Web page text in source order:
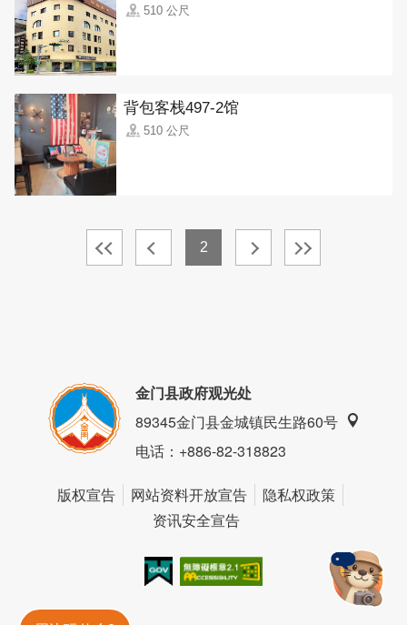
510 公尺
背包客栈497-2馆
510 公尺
2
金门县政府观光处
89345金门县金城镇民生路60号
电话：+886-82-318823
版权宣告 网站资料开放宣告
隐私权政策
资讯安全宣告